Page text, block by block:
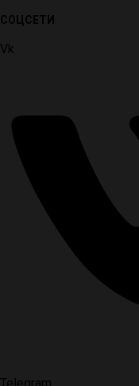
СОЦСЕТИ
Vk